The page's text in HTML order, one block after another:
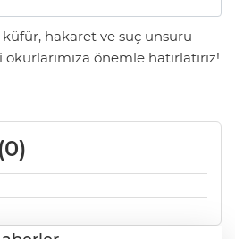
hakaret ve suç unsuru
önemle hatırlatırız!
0)